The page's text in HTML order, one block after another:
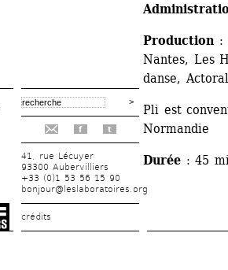
f t
41, rue Lécuyer
93300 Aubervilliers
+33 (0)1 53 56 15 90
bonjour@leslaboratoires.org
crédits
Production:
Nantes, Les
danse,
Pli est
Normandie
Durée : 45